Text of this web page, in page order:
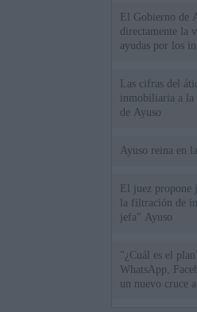
El Gobierno de
directamente la
ayudas por los
Las cifras del
inmobiliaria a la
de Ayuso
Ayuso reina en
El juez propone
la filtración de
jefa" Ayuso
"¿Cuál es el
WhatsApp,
un nuevo cruce